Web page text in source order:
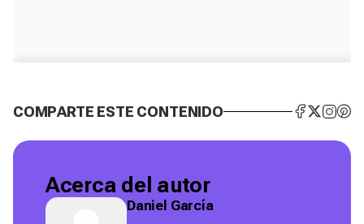
COMPARTE ESTE CONTENIDO
Acerca del autor
Daniel García